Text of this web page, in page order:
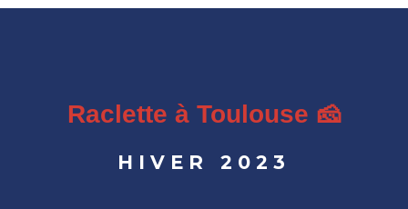
Raclette à Toulouse 🧀
HIVER 2023